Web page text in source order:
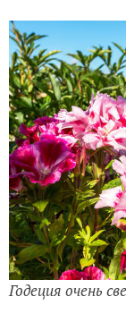
Годеция очень